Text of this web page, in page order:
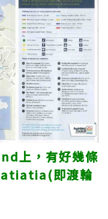
上，有好幾條
即渡輪